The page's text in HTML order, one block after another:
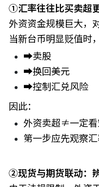
①汇率往往比买卖超
外资资金规模巨大，
当新台币明显贬值时
➡卖股
➡换回美元
➡控制汇兑风险
因此：
外资卖超≠一定看
第一步应先观察汇
②现货与期货联动：